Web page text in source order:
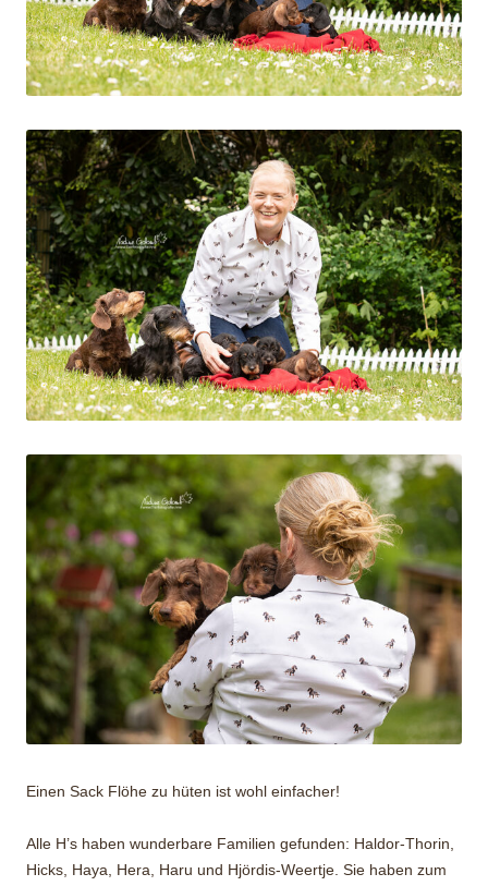
Einen Sack Flöhe zu hüten ist wohl einfacher!
Alle H’s haben wunderbare Familien gefunden: Haldor-Thorin,
Hicks, Haya, Hera, Haru und Hjördis-Weertje. Sie haben zum